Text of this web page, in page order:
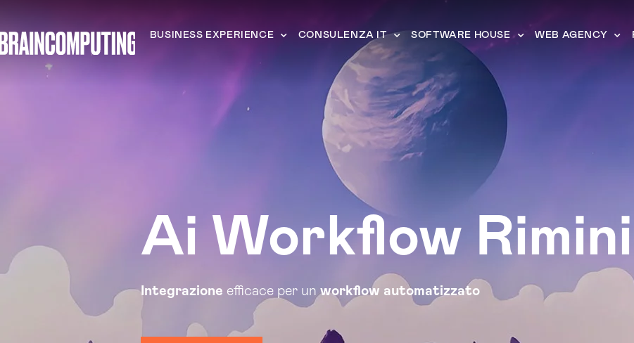
BUSINESS EXPERIENCE CONSULENZA IT SOFTWARE HOUSE WEB AGENCY
Ai Workflow Rimini
Integrazione efficace per unworkflow automatizzato